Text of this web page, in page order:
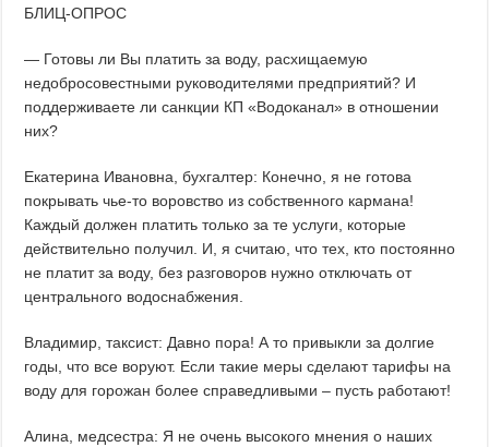
БЛИЦ-ОПРОС
— Готовы ли Вы платить за воду, расхищаемую
недобросовестными руководителями предприятий? И
поддерживаете ли санкции КП «Водоканал» в отношении
них?
Екатерина Ивановна, бухгалтер: Конечно, я не готова
покрывать чье-то воровство из собственного кармана!
Каждый должен платить только за те услуги, которые
действительно получил. И, я считаю, что тех, кто постоянно
не платит за воду, без разговоров нужно отключать от
центрального водоснабжения.
Владимир, таксист: Давно пора! А то привыкли за долгие
годы, что все воруют. Если такие меры сделают тарифы на
воду для горожан более справедливыми – пусть работают!
Алина, медсестра: Я не очень высокого мнения о наших